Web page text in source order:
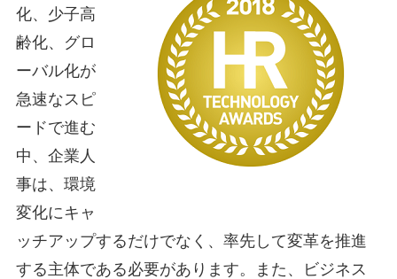
化、少子高
齢化、グロ
ーバル化が
急速なスピ
ードで進む
中、企業人
事は、環境
変化にキャ
ッチアップするだけでなく、率先して変革を推進
する主体である必要があります。また、ビジネス